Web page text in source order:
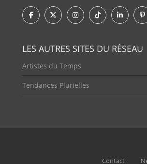
LES AUTRES SITES DU RÉSEAU
Artistes du Temps
Tendances Plurielles
Contact